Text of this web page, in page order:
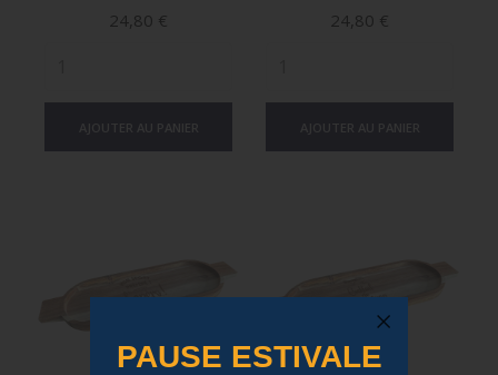
Prix
24,80 € Prix
24,80 €
PAUSE ESTIVALE